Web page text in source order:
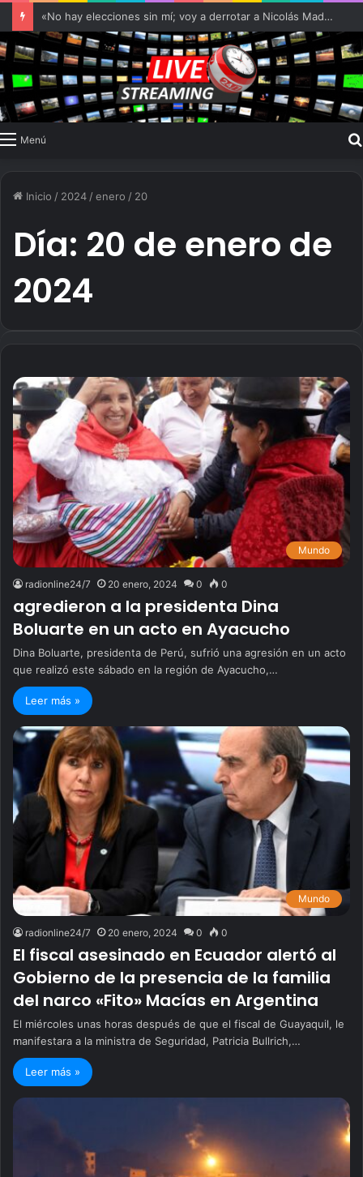
«No hay elecciones sin mí; voy a derrotar a Nicolás Maduro»
Menú
Inicio / 2024 /enero / 20
Día: 20 de enero de
2024
Mundo
radionline24/7 20 enero, 2024 0 0
agredieron a la presidenta Dina
Boluarte en un acto en Ayacucho
Dina Boluarte, presidenta de Perú, sufrió una agresión en un acto
que realizó este sábado en la región de Ayacucho,…
Leer más »
Mundo
radionline24/7 20 enero, 2024 0 0
El fiscal asesinado en Ecuador alertó al
Gobierno de la presencia de la familia
del narco «Fito» Macías en Argentina
El miércoles unas horas después de que el fiscal de Guayaquil, le
manifestara a la ministra de Seguridad, Patricia Bullrich,…
Leer más »